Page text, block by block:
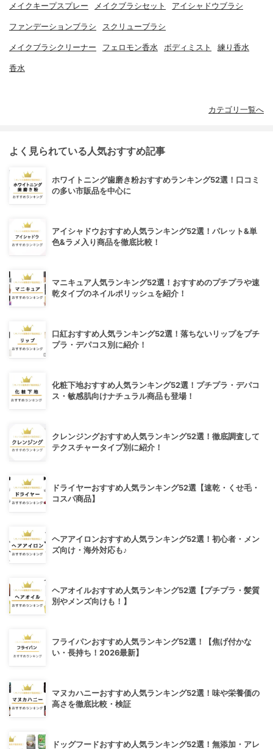
メイクキープスプレー メイクブラシセット アイシャドウブラシ
ファンデーションブラシ スクリューブラシ
メイクブラシクリーナー フェロモン香水 ボディミスト 練り香水
香水
カテゴリ一覧へ
よく見られている人気おすすめ記事
ホワイトニング歯磨き粉おすすめランキング52選！口コミ
の多い市販品を中心に
アイシャドウおすすめ人気ランキング52選！パレット&単
色&ラメ入り商品を徹底比較！
マニキュア人気ランキング52選！おすすめのプチプラや速
乾タイプのネイルポリッシュを紹介！
口紅おすすめ人気ランキング52選！落ちないリップをプチ
プラ・デパコス別に紹介！
化粧下地おすすめ人気ランキング52選！プチプラ・デパコ
ス・敏感肌向けナチュラル商品も登場！
クレンジングおすすめ人気ランキング52選！徹底調査して
テクスチャータイプ別に紹介！
ドライヤーおすすめ人気ランキング52選【速乾・くせ毛・
コスパ商品】
ヘアアイロンおすすめ人気ランキング52選！初心者・メン
ズ向け・海外対応も♪
ヘアオイルおすすめ人気ランキング52選【プチプラ・髪質
別やメンズ向けも！】
フライパンおすすめ人気ランキング52選！【焦げ付かな
い・長持ち！2026最新】
マヌカハニーおすすめ人気ランキング52選！味や栄養価の
高さを徹底比較・検証
ドッグフードおすすめ人気ランキング52選！無添加・アレ